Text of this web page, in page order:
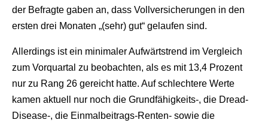
der Befragte gaben an, dass Vollversicherungen in den
ersten drei Monaten „(sehr) gut“ gelaufen sind.
Allerdings ist ein minimaler Aufwärtstrend im Vergleich
zum Vorquartal zu beobachten, als es mit 13,4 Prozent
nur zu Rang 26 gereicht hatte. Auf schlechtere Werte
kamen aktuell nur noch die Grundfähigkeits-, die Dread-
Disease-, die Einmalbeitrags-Renten- sowie die